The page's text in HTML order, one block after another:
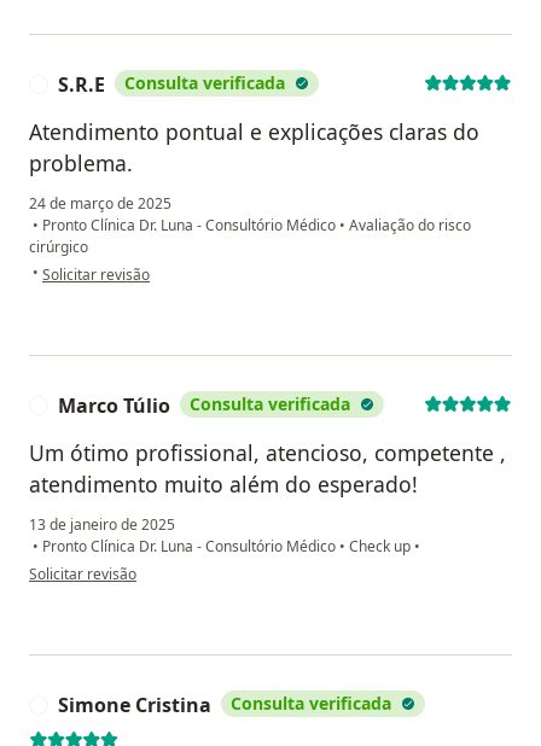
S.R.E Consulta verificada
Atendimento pontual e explicações claras do
problema.
24 de março de 2025
• Pronto Clínica Dr. Luna - Consultório Médico • Avaliação do risco
cirúrgico
• na opinião do utilizador S.R.E
Solicitar revisão
Marco Túlio Consulta verificada
Um ótimo profissional, atencioso, competente ,
atendimento muito além do esperado!
13 de janeiro de 2025
• Pronto Clínica Dr. Luna - Consultório Médico • Check up •
na opinião do utilizador Marco Túlio
Solicitar revisão
Simone Cristina Consulta verificada